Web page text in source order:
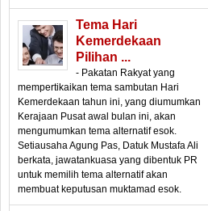
Tema Hari
Kemerdekaan
Pilihan ...
- Pakatan Rakyat yang
mempertikaikan tema sambutan Hari
Kemerdekaan tahun ini, yang diumumkan
Kerajaan Pusat awal bulan ini, akan
mengumumkan tema alternatif esok.
Setiausaha Agung Pas, Datuk Mustafa Ali
berkata, jawatankuasa yang dibentuk PR
untuk memilih tema alternatif akan
membuat keputusan muktamad esok.